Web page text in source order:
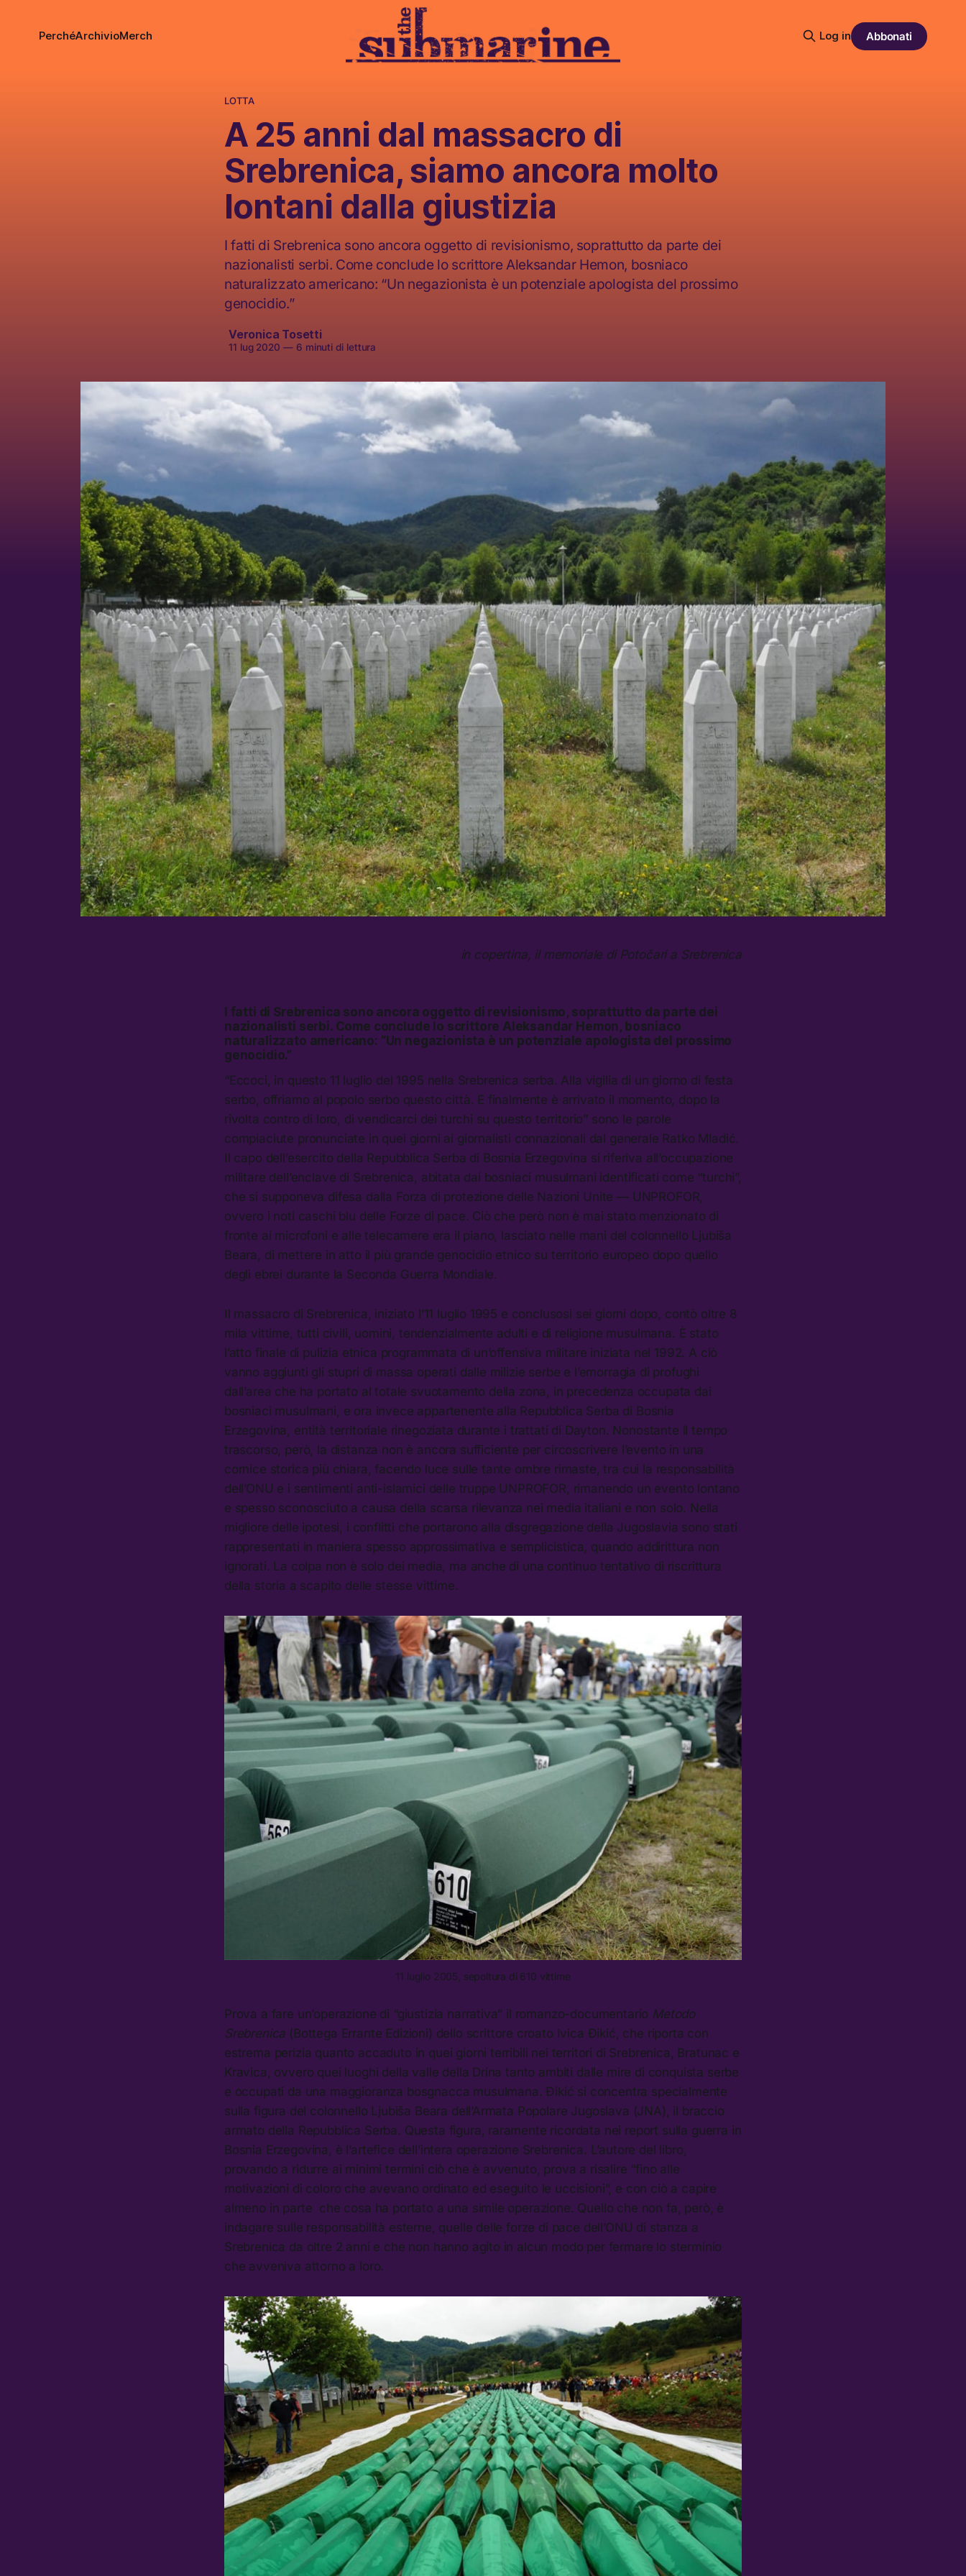
PerchéArchivioMerch Log in Abbonati
LOTTA
A 25 anni dal massacro di
Srebrenica, siamo ancora molto
lontani dalla giustizia
I fatti di Srebrenica sono ancora oggetto di revisionismo, soprattutto da parte dei
nazionalisti serbi. Come conclude lo scrittore Aleksandar Hemon, bosniaco
naturalizzato americano: “Un negazionista è un potenziale apologista del prossimo
genocidio.”
Veronica Tosetti
11 lug 2020 —6 minuti di lettura
in copertina, il memoriale di Potočari a Srebrenica
I fatti di Srebrenica sono ancora oggetto di revisionismo, soprattutto da parte dei
nazionalisti serbi. Come conclude lo scrittore Aleksandar Hemon, bosniaco
naturalizzato americano: “Un negazionista è un potenziale apologista del prossimo
genocidio.”
“Eccoci, in questo 11 luglio del 1995 nella Srebrenica serba. Alla vigilia di un giorno di festa
serbo, offriamo al popolo serbo questo città. E finalmente è arrivato il momento, dopo la
rivolta contro di loro, di vendicarci dei turchi su questo territorio” sono le parole
compiaciute pronunciate in quei giorni ai giornalisti connazionali dal generale Ratko Mladić.
Il capo dell’esercito della Repubblica Serba di Bosnia Erzegovina si riferiva all’occupazione
militare dell’enclave di Srebrenica, abitata dai bosniaci musulmani identificati come “turchi”,
che si supponeva difesa dalla Forza di protezione delle Nazioni Unite — UNPROFOR,
ovvero i noti caschi blu delle Forze di pace. Ciò che però non è mai stato menzionato di
fronte ai microfoni e alle telecamere era il piano, lasciato nelle mani del colonnello Ljubiša
Beara, di mettere in atto il più grande genocidio etnico su territorio europeo dopo quello
degli ebrei durante la Seconda Guerra Mondiale.
Il massacro di Srebrenica, iniziato l’11 luglio 1995 e conclusosi sei giorni dopo, contò oltre 8
mila vittime, tutti civili, uomini, tendenzialmente adulti e di religione musulmana. È stato
l’atto finale di pulizia etnica programmata di un’offensiva militare iniziata nel 1992. A ciò
vanno aggiunti gli stupri di massa operati dalle milizie serbe e l’emorragia di profughi
dall’area che ha portato al totale svuotamento della zona, in precedenza occupata dai
bosniaci musulmani, e ora invece appartenente alla Repubblica Serba di Bosnia
Erzegovina, entità territoriale rinegoziata durante i trattati di Dayton. Nonostante il tempo
trascorso, però, la distanza non è ancora sufficiente per circoscrivere l’evento in una
cornice storica più chiara, facendo luce sulle tante ombre rimaste, tra cui la responsabilità
dell’ONU e i sentimenti anti-islamici delle truppe UNPROFOR, rimanendo un evento lontano
e spesso sconosciuto a causa della scarsa rilevanza nei media italiani e non solo. Nella
migliore delle ipotesi, i conflitti che portarono alla disgregazione della Jugoslavia sono stati
rappresentati in maniera spesso approssimativa e semplicistica, quando addirittura non
ignorati. La colpa non è solo dei media, ma anche di una continuo tentativo di riscrittura
della storia a scapito delle stesse vittime.
11 luglio 2005, sepoltura di 610 vittime
Prova a fare un’operazione di “giustizia narrativa” il romanzo-documentario Metodo
Srebrenica (Bottega Errante Edizioni) dello scrittore croato Ivica Đikić, che riporta con
estrema perizia quanto accaduto in quei giorni terribili nei territori di Srebrenica, Bratunac e
Kravica, ovvero quei luoghi della valle della Drina tanto ambiti dalle mire di conquista serbe
e occupati da una maggioranza bosgnacca musulmana. Đikić si concentra specialmente
sulla figura del colonnello Ljubiša Beara dell’Armata Popolare Jugoslava (JNA), il braccio
armato della Repubblica Serba. Questa figura, raramente ricordata nei report sulla guerra in
Bosnia Erzegovina, è l’artefice dell’intera operazione Srebrenica. L’autore del libro,
provando a ridurre ai minimi termini ciò che è avvenuto, prova a risalire “fino alle
motivazioni di coloro che avevano ordinato ed eseguito le uccisioni”, e con ciò a capire
almeno in parte che cosa ha portato a una simile operazione. Quello che non fa, però, è
indagare sulle responsabilità esterne, quelle delle forze di pace dell’ONU di stanza a
Srebrenica da oltre 2 anni e che non hanno agito in alcun modo per fermare lo sterminio
che avveniva attorno a loro.